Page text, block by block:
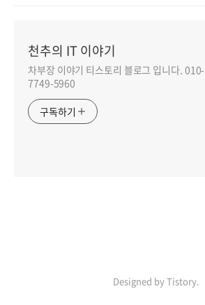
천추의 IT 이야기
차부장 이야기 티스토리 블로그 입니다. 010-
7749-5960
구독하기
Designed by Tistory.